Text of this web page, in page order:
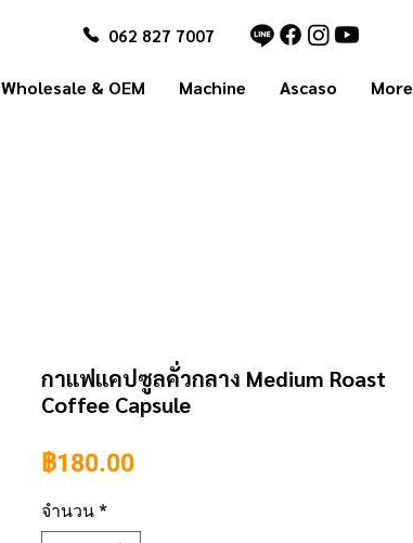
062 827 7007
Wholesale & OEM Machine Ascaso More
กาแฟแคปซูลคั่วกลาง Medium Roast
Coffee Capsule
฿180.00ราคา
จำนวน *